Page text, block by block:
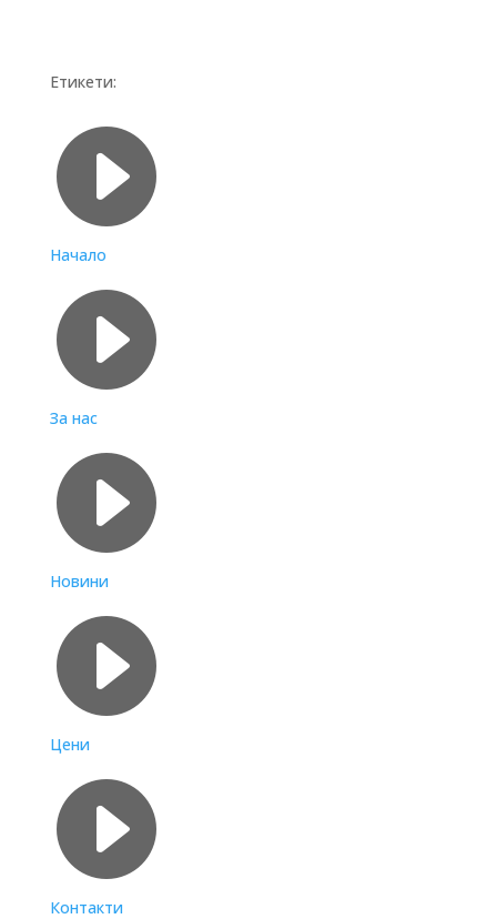
Етикети:

Начало

За нас

Новини

Цени

Контакти